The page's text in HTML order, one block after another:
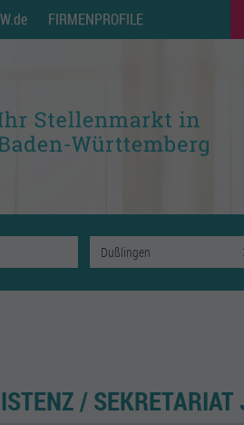
FIRMENPROFILE
/ SEKRETARIAT